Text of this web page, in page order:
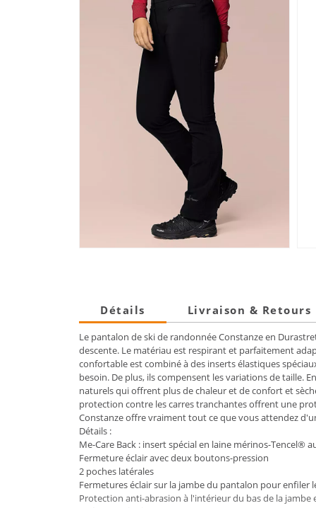
Détails Livraison & Retours
Le pantalon de ski de randonnée Constanze en
descente. Le matériau est respirant et parfaitement
confortable est combiné à des inserts élastiques
besoin. De plus, ils compensent les variations de taille.
naturels qui offrent plus de chaleur et de confort et
protection contre les carres tranchantes offrent une
Constanze offre vraiment tout ce que vous attendez
Détails :
Me-Care Back : insert spécial en laine mérinos-Tencel®
Fermeture éclair avec deux boutons-pression
2 poches latérales
Fermetures éclair sur la jambe du pantalon pour enfiler
Protection anti-abrasion à l'intérieur du bas de la jambe